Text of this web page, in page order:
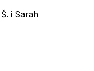
i Sarah